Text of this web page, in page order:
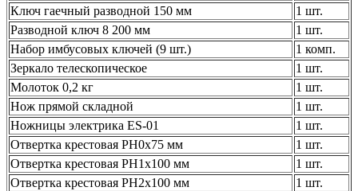
Ключ гаечный разводной 150 мм
1 шт.
Разводной ключ 8 200 мм
1 шт.
Набор имбусовых ключей (9 шт.)
1 комп.
Зеркало телескопическое
1 шт.
Молоток 0,2 кг
1 шт.
Нож прямой складной
1 шт.
Ножницы электрика ES-01
1 шт.
Отвертка крестовая PH0х75 мм
1 шт.
Отвертка крестовая PH1х100 мм
1 шт.
Отвертка крестовая PH2x100 мм
1 шт.